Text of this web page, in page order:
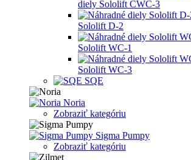
diely Sololift CWC-3
Sololift D-2
Sololift WC-1
Sololift WC-3
SQE
Noria
Zobraziť kategóriu
Sigma Pumpy
Zobraziť kategóriu